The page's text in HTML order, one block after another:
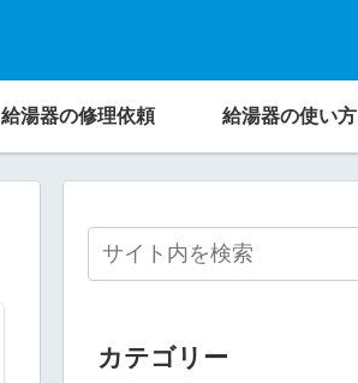
給湯器の修理依頼 給湯器の使い方
カテゴリー